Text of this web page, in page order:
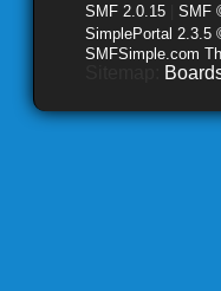
SMF 2.0.15 SMF
SimplePortal 2.3.5
SMFSimple.com